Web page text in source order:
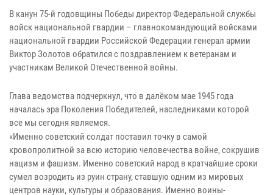
В канун 75-й годовщины Победы директор Федеральной службы
войск национальной гвардии – главнокомандующий войсками
национальной гвардии Российской Федерации генерал армии
Виктор Золотов обратился с поздравлением к ветеранам и
участникам Великой Отечественной войны.
Глава ведомства подчеркнул, что в далёком мае 1945 года
началась эра Поколения Победителей, наследниками которой
все мы сегодня являемся.
«Именно советский солдат поставил точку в самой
кровопролитной за всю историю человечества войне, сокрушив
нацизм и фашизм. Именно советский народ в кратчайшие сроки
сумел возродить из руин страну, ставшую одним из мировых
центров науки, культуры и образования. Именно воины-